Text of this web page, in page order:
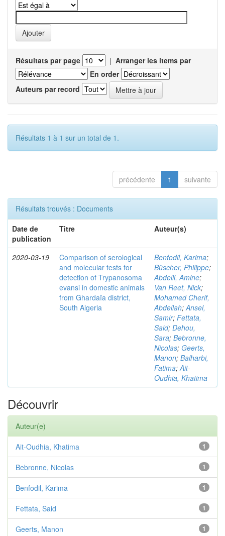
Résultats par page | Arranger les items par
En order
Auteurs par record
Résultats 1 à 1 sur un total de 1.
précédente 1 suivante
Résultats trouvés : Documents
Date de
publication
Titre Auteur(s)
2020-03-19
Comparison of serological
and molecular tests for
detection of Trypanosoma
evansi in domestic animals
from Ghardaïa district,
South Algeria
Benfodil, Karima;
Büscher, Philippe;
Abdelli, Amine;
Van Reet, Nick;
Mohamed Cherif,
Abdellah;Ansel,
Samir; Fettata,
Said; Dehou,
Sara; Bebronne,
Nicolas; Geerts,
Manon; Balharbi,
Fatima;Ait-
Oudhia, Khatima
Découvrir
Auteur(e)
1
Ait-Oudhia, Khatima
1
Bebronne, Nicolas
1
Benfodil, Karima
1
Fettata, Said
1
Geerts, Manon